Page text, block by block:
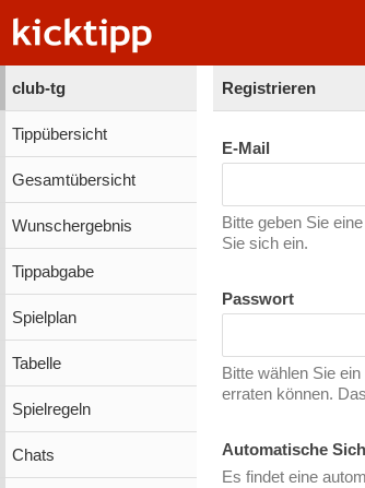
club-tg
Tippübersicht
Gesamtübersicht
Wunschergebnis
Tippabgabe
Spielplan
Tabelle
Spielregeln
Chats
Registrieren
E-Mail
Bitte geben Sie
Sie sich ein.
Passwort
Bitte wählen Sie
erraten können.
Automatische
Es findet eine